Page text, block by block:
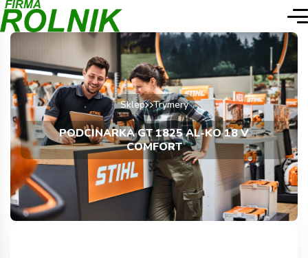
Sklep Trymery
PODCINARKA GT 1825 AL-KO 18 V
COMFORT